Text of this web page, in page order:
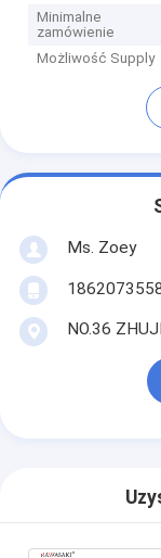
Minimalne
zamówienie
Możliwość Supply
Ms. Zoey
NO.36